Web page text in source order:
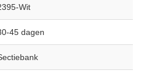
Wit
45 dagen